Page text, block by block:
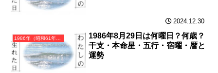
2024.12.30
1986年（昭和61年）丙寅（ひのえとら）・寅年（とら年）カレンダー（月曜はじまり）
1986年8月29日は何曜日？何歳？
干支・本命星・五行・宿曜・暦と
運勢